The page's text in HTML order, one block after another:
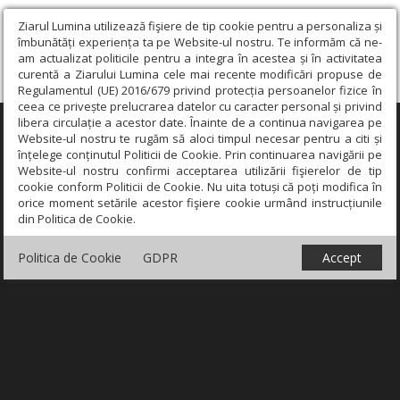
Ziarul Lumina utilizează fişiere de tip cookie pentru a personaliza și
îmbunătăți experiența ta pe Website-ul nostru. Te informăm că ne-
am actualizat politicile pentru a integra în acestea și în activitatea
curentă a Ziarului Lumina cele mai recente modificări propuse de
Regulamentul (UE) 2016/679 privind protecția persoanelor fizice în
ceea ce privește prelucrarea datelor cu caracter personal și privind
libera circulație a acestor date. Înainte de a continua navigarea pe
Website-ul nostru te rugăm să aloci timpul necesar pentru a citi și
înțelege conținutul Politicii de Cookie. Prin continuarea navigării pe
Website-ul nostru confirmi acceptarea utilizării fişierelor de tip
cookie conform Politicii de Cookie. Nu uita totuși că poți modifica în
orice moment setările acestor fişiere cookie urmând instrucțiunile
din Politica de Cookie.
Politica de Cookie GDPR Accept
×